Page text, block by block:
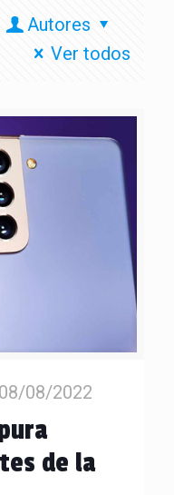
Autores
Ver todos
08/08/2022
de la